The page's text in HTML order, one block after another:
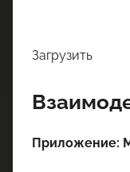
Загрузить
Приложение: